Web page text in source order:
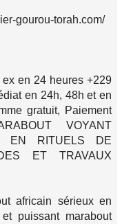
gourou-torah.com/
en 24 heures +229
en 24h, 48h et en
gratuit, Paiement
VOYANT
EN RITUELS DE
ET TRAVAUX
africain sérieux en
puissant marabout